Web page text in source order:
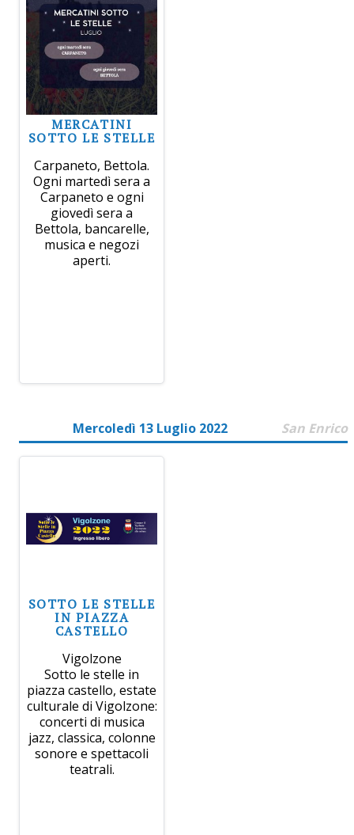
MERCATINI
SOTTO LE STELLE
Carpaneto, Bettola.
Ogni martedì sera a
Carpaneto e ogni
giovedì sera a
Bettola, bancarelle,
musica e negozi
aperti.
Mercoledì 13 Luglio 2022 San Enrico
SOTTO LE STELLE
IN PIAZZA
CASTELLO
Vigolzone
Sotto le stelle in
piazza castello, estate
culturale di Vigolzone:
concerti di musica
jazz, classica, colonne
sonore e spettacoli
teatrali.